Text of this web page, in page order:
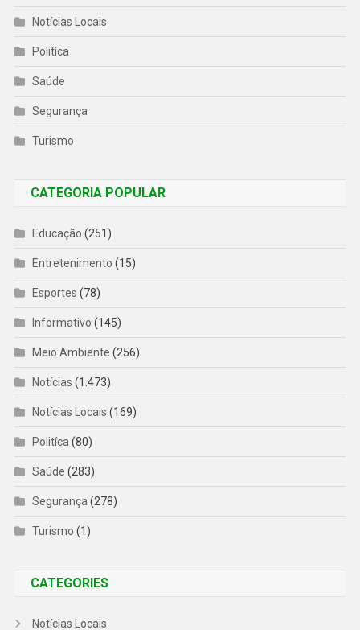
Notícias Locais
Politíca
Saúde
Segurança
Turismo
CATEGORIA POPULAR
Educação (251)
Entretenimento (15)
Esportes (78)
Informativo (145)
Meio Ambiente (256)
Notícias (1.473)
Notícias Locais (169)
Politíca(80)
Saúde (283)
Segurança(278)
Turismo (1)
CATEGORIES
Notícias Locais